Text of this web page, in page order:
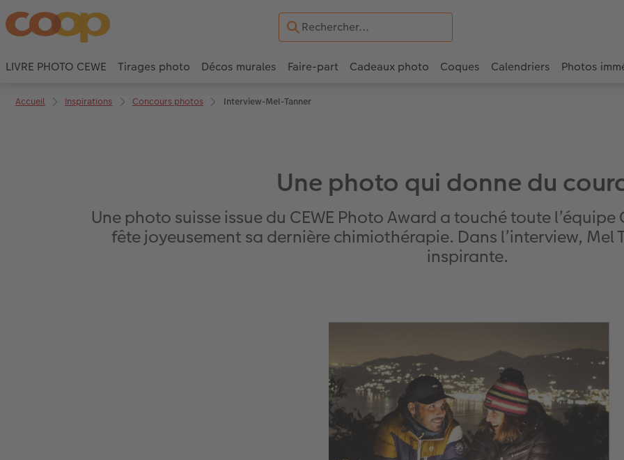
LIVRE PHOTO CEWE Tirages photo Décos murales Faire-part Cadeaux photo Coques Calendriers Photos
Accueil Inspirations Concours photos Interview-Mel-Tanner
Une photo qui donne du
Une photo suisse issue du CEWE Photo Award a touché toute l’équipe
fête joyeusement sa dernière chimiothérapie. Dans l’interview, Mel
inspirante.